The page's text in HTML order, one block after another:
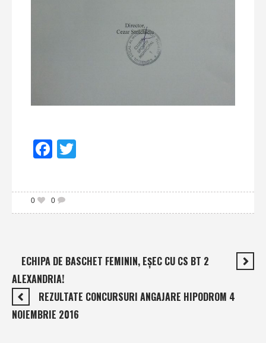
Facebook
0
0
ECHIPA DE BASCHET FEMININ, EŞEC CU CS BT 2
ALEXANDRIA!
REZULTATE CONCURSURI ANGAJARE HIPODROM 4
NOIEMBRIE 2016